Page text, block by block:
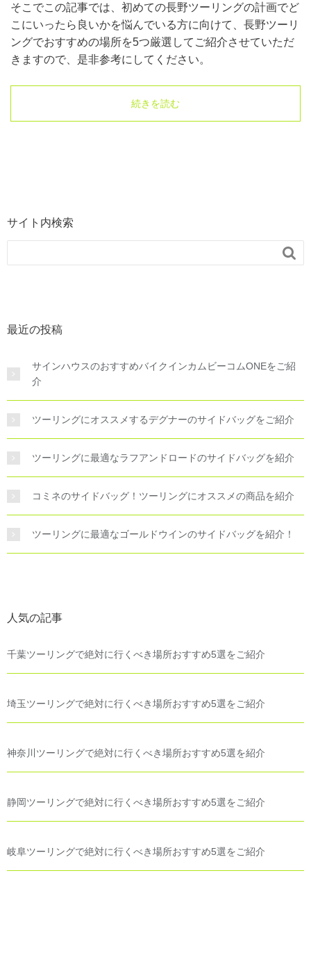
そこでこの記事では、初めての長野ツーリングの計画でど
こにいったら良いかを悩んでいる方に向けて、長野ツーリ
ングでおすすめの場所を5つ厳選してご紹介させていただ
きますので、是非参考にしてください。
続きを読む
サイト内検索

最近の投稿
サインハウスのおすすめバイクインカムビーコムONEをご紹
介
ツーリングにオススメするデグナーのサイドバッグをご紹介
ツーリングに最適なラフアンドロードのサイドバッグを紹介
コミネのサイドバッグ！ツーリングにオススメの商品を紹介
ツーリングに最適なゴールドウインのサイドバッグを紹介！
人気の記事
千葉ツーリングで絶対に行くべき場所おすすめ5選をご紹介
埼玉ツーリングで絶対に行くべき場所おすすめ5選をご紹介
神奈川ツーリングで絶対に行くべき場所おすすめ5選を紹介
静岡ツーリングで絶対に行くべき場所おすすめ5選をご紹介
岐阜ツーリングで絶対に行くべき場所おすすめ5選をご紹介